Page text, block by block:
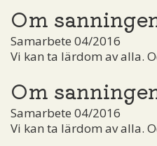
Om
Samarbete 04/2016
Vi kan ta lärdom av alla.
Om
Samarbete 04/2016
Vi kan ta lärdom av alla.